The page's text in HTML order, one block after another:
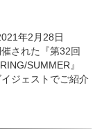
年2月28日
された『第32回
SUMMER』
ジェストでご紹介